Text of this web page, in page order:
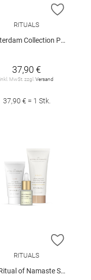
HINZUFÜGEN
ZUR
RITUALS
Collection Pouch Set
37,90 €
inkl. MwSt. zzgl. Versand
37,90 € = 1 Stk.
HINZUFÜGEN
ZUR
RITUALS
Namaste Skin Care Set - Daily Routine